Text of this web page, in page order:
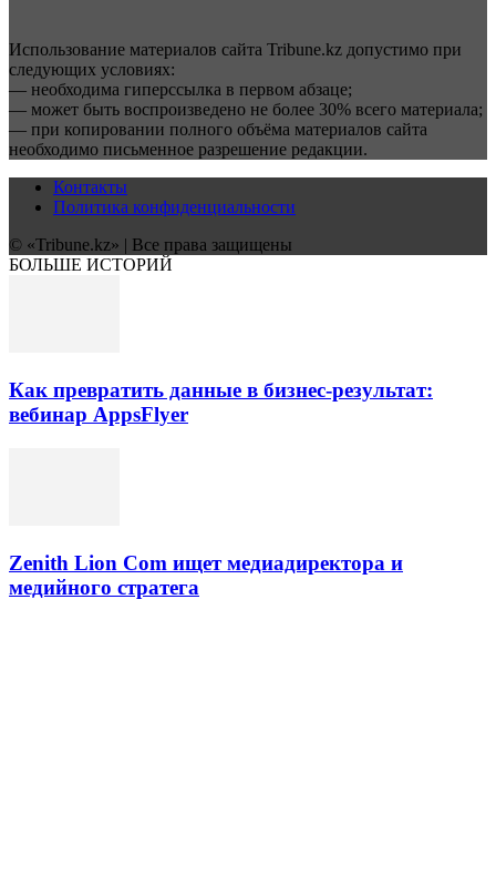
Использование материалов сайта Tribune.kz допустимо при
следующих условиях:
— необходима гиперссылка в первом абзаце;
— может быть воспроизведено не более 30% всего материала;
— при копировании полного объёма материалов сайта
необходимо письменное разрешение редакции.
Контакты
Политика конфиденциальности
© «Tribune.kz» | Все права защищены
БОЛЬШЕ ИСТОРИЙ
Как превратить данные в бизнес-результат:
вебинар AppsFlyer
Zenith Lion Com ищет медиадиректора и
медийного стратега